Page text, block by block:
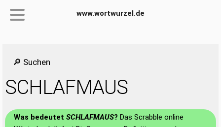
www.wortwurzel.de
🔎 Suchen
SCHLAFMAUS
Was bedeutet SCHLAFMAUS? Das Scrabble online